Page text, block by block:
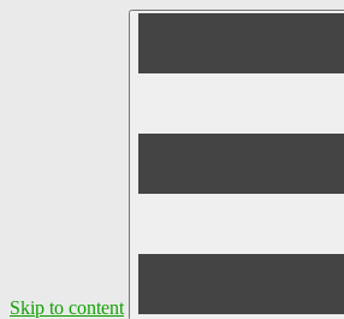
Skip to content